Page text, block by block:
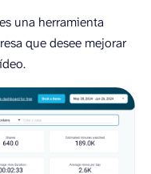
una herramienta
que desee mejorar